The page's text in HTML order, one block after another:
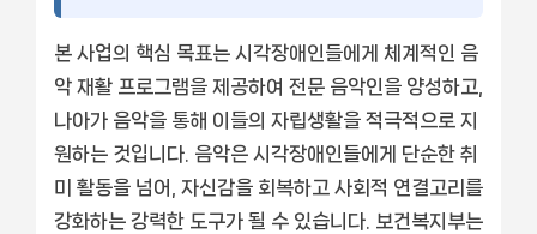
본 사업의 핵심 목표는 시각장애인들에게 체계적인 음
악 재활 프로그램을 제공하여 전문 음악인을 양성하고,
나아가 음악을 통해 이들의 자립생활을 적극적으로 지
원하는 것입니다. 음악은 시각장애인들에게 단순한 취
미 활동을 넘어, 자신감을 회복하고 사회적 연결고리를
강화하는 강력한 도구가 될 수 있습니다. 보건복지부는